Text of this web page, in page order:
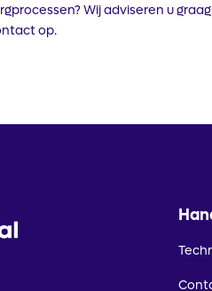
Wij adviseren u
op.